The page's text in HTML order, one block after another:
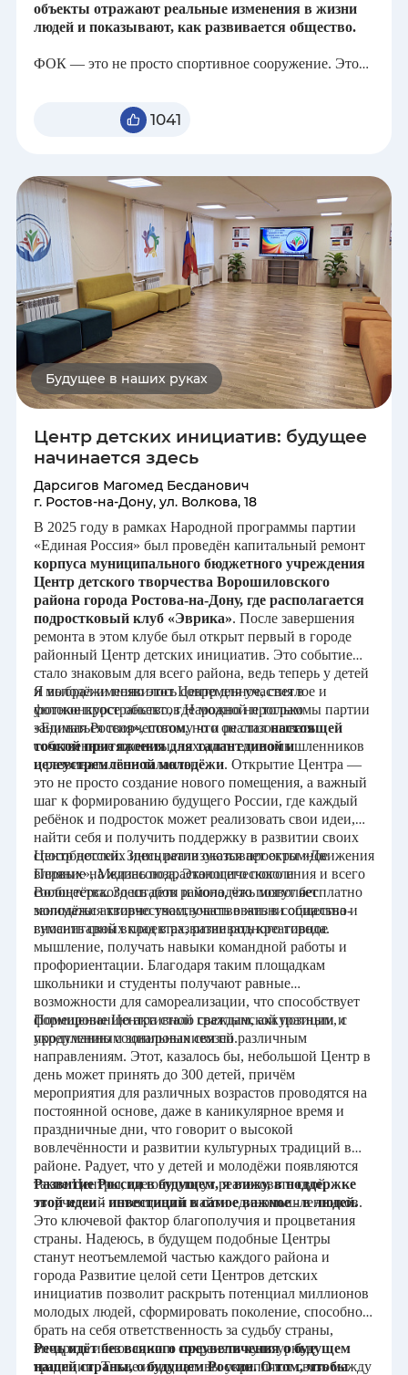
объекты отражают реальные изменения в жизни
людей и показывают, как развивается общество.
ФОК — это не просто спортивное сооружение. Это
проводить время с пользой. Для детей и молодежи он
открывает возможности для занятий спортом,
достижению целей. Для взрослых — это
пространство для поддержания активного образа
жизни, общения и отдыха. Таким образом, комплекс
оказывает значительное влияние на качество жизни
жителей города, способствует укреплению здоровья и
объединяет людей.
Кроме того, появление таких объектов говорит о
развитии инфраструктуры и внимании к социальным
потребностям населения. Это вклад в будущее, ведь
именно через спорт и здоровый образ жизни
формируется сильное и активное общество.
Хочется выразить искреннюю благодарность партии
«Единая Россия» за реализацию подобных проектов.
Благодаря таким инициативам у жителей небольших
городов появляются современные и доступные
условия для занятий спортом, что играет важную
роль в формировании здорового и активного
общества.
Говоря о будущем России, я вижу страну, в которой
подобные проекты продолжают развиваться. Это
страна с современными городами, доступной
инфраструктурой и равными возможностями для
всех граждан. Важно, чтобы внимание уделялось
не только крупным мегаполисам, но и небольшим
городам, таким как Сунжа. Я считаю, что будущее
России — это развитие, основанное на заботе о
людях, их здоровье и благополучии.
Таким образом, выбранный мной объект — это
символ движения вперед, стремления к
улучшению качества жизни и уверенности в
завтрашнем дне.
1041
Будущее в наших руках
Центр детских инициатив: будущее
начинается здесь
Дарсигов Магомед Бесданович
г. Ростов-на-Дону, ул. Волкова, 18
В 2025 году в рамках Народной программы партии
«Единая Россия» был проведён капитальный ремонт
корпуса муниципального бюджетного учреждения
Центр детского творчества Ворошиловского
района города Ростова-на-Дону, где располагается
подростковый клуб «Эврика». После завершения
ремонта в этом клубе был открыт первый в городе
районный Центр детских инициатив. Это событие
стало знаковым для всего района, ведь теперь у детей
и молодёжи появилось современное, светлое и
уютное пространство, где можно не только
заниматься творчеством, но и реализовывать
собственные проекты, находить единомышленников
и развивать свои таланты.
Я выбрал именно этот Центр для участия в
фотоконкурсе объектов Народной программы партии
«Единая Россия», потому что он сталнастоящей
точкой притяжения для талантливой и
целеустремлённой молодёжи. Открытие Центра —
это не просто создание нового помещения, а важный
шаг к формированию будущего России, где каждый
ребёнок и подросток может реализовать свои идеи,
найти себя и получить поддержку в развитии своих
способностей. Здесь реализуются проекты «Движения
Первых», Медиасоюза, Экологического и
Волонтёрского штабов района, что позволяет
молодёжи активно участвовать в жизни общества и
вносить свой вклад в развитие родного города.
Центр детских инициатив оказывает огромное
влияние на жизнь подрастающего поколения и всего
сообщества. Здесь дети и молодёжь могут бесплатно
заниматься творчеством, участвовать в социально-
гуманитарных проектах, развивать креативное
мышление, получать навыки командной работы и
профориентации. Благодаря таким площадкам
школьники и студенты получают равные
возможности для самореализации, что способствует
формированию активной гражданской позиции и
укреплению социальных связей.
Помещение Центра стало светлым, аккуратным, с
продуманным зонированием по различным
направлениям. Этот, казалось бы, небольшой Центр в
день может принять до 300 детей, причём
мероприятия для различных возрастов проводятся на
постоянной основе, даже в каникулярное время и
праздничные дни, что говорит о высокой
вовлечённости и развитии культурных традиций в
районе. Радует, что у детей и молодёжи появляются
такие Центры, где они могут реализовать свой
творческий потенциал и найти единомышленников.
Развитие России в будущем, я вижу, в поддержке
этой идеи - инвестиций в самое важное - в людей.
Это ключевой фактор благополучия и процветания
страны. Надеюсь, в будущем подобные Центры
станут неотъемлемой частью каждого района и
города Развитие целой сети Центров детских
инициатив позволит раскрыть потенциал миллионов
молодых людей, сформировать поколение, способное
брать на себя ответственность за судьбу страны,
внедрять инновации и сохранять культурные
традиции. Такие инициативы укрепляют связь между
Речь идёт без всякого преувеличения о будущем
нашей страны, о будущем России. О том, чтобы